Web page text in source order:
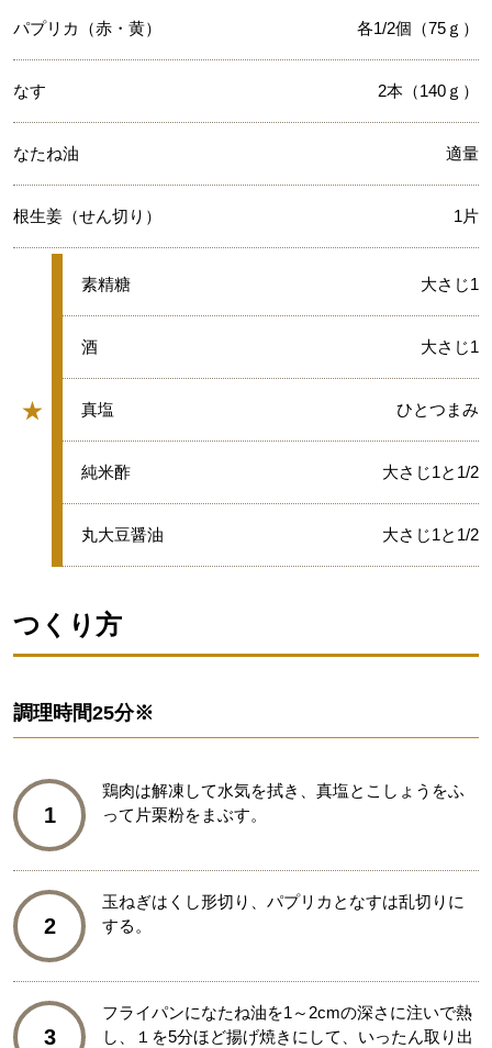
パプリカ（赤・黄） 各1/2個（75ｇ）
なす 2本（140ｇ）
なたね油 適量
根生姜（せん切り） 1片
★
グループ
★
素精糖 大さじ1
★
酒 大さじ1
★
真塩 ひとつまみ
★
純米酢 大さじ1と1/2
★
丸大豆醤油 大さじ1と1/2
つくり方
調理時間25分※
1
鶏肉は解凍して水気を拭き、真塩とこしょうをふ
って片栗粉をまぶす。
2
玉ねぎはくし形切り、パプリカとなすは乱切りに
する。
3
フライパンになたね油を1～2cmの深さに注いで熱
し、１を5分ほど揚げ焼きにして、いったん取り出